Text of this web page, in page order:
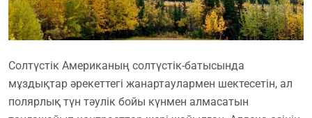
Солтүстік Американың солтүстік-батысында
мұздықтар әрекеттегі жанартаулармен шектесетін, ал
полярлық түн тәулік бойы күнмен алмасатын